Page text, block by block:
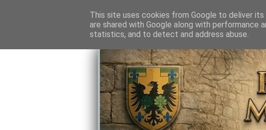
O PORTAL SOMBRAS DO PODER LINHAGEM
This site uses cookies from Google to deliver
are shared with Google along with performance
statistics, and to detect and address abuse.